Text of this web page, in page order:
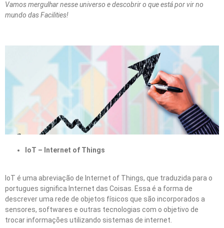
Vamos mergulhar nesse universo e descobrir o que está por vir no
mundo das Facilities!
IoT – Internet of Things
IoT é uma abreviação de Internet of Things, que traduzida para o
portugues significa Internet das Coisas. Essa é a forma de
descrever uma rede de objetos físicos que são incorporados a
sensores, softwares e outras tecnologias com o objetivo de
trocar informações utilizando sistemas de internet.